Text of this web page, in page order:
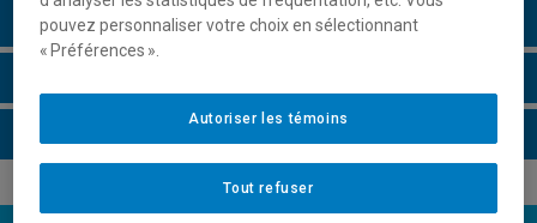
Horaire - Été 2026
pouvez personnaliser votre choix en sélectionnant
« Préférences ».
Tout refuser
Autoriser les témoins